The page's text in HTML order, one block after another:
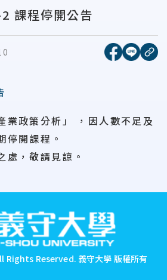
課程停開公告
[另開新
[另開
複
業政策分析」 ，因人數不足及
停開課程。
處，敬請見諒。
Rights Reserved. 義守大學 版權所有